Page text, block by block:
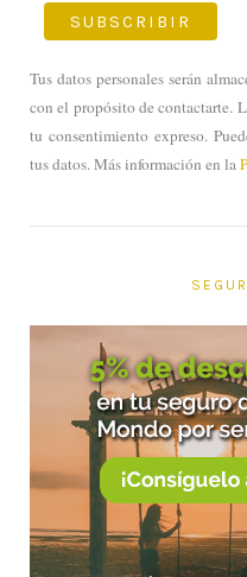
Tus datos personales serán
con el propósito de contactarte.
tu consentimiento expreso.
tus datos. Más información en la